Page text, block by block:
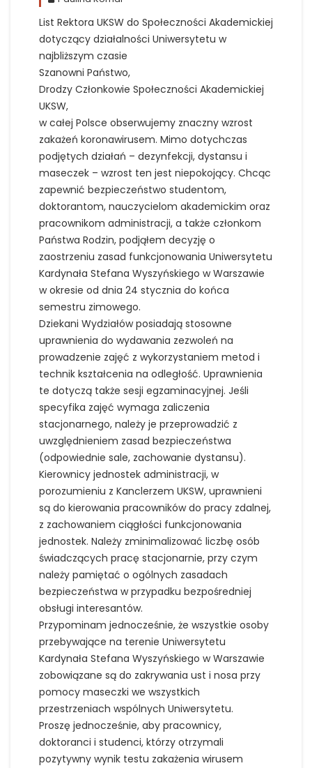
List Rektora UKSW do Społeczności Akademickiej
dotyczący działalności Uniwersytetu w
najbliższym czasie
Szanowni Państwo,
Drodzy Członkowie Społeczności Akademickiej
UKSW,
w całej Polsce obserwujemy znaczny wzrost
zakażeń koronawirusem. Mimo dotychczas
podjętych działań – dezynfekcji, dystansu i
maseczek – wzrost ten jest niepokojący. Chcąc
zapewnić bezpieczeństwo studentom,
doktorantom, nauczycielom akademickim oraz
pracownikom administracji, a także członkom
Państwa Rodzin, podjąłem decyzję o
zaostrzeniu zasad funkcjonowania Uniwersytetu
Kardynała Stefana Wyszyńskiego w Warszawie
w okresie od dnia 24 stycznia do końca
semestru zimowego.
Dziekani Wydziałów posiadają stosowne
uprawnienia do wydawania zezwoleń na
prowadzenie zajęć z wykorzystaniem metod i
technik kształcenia na odległość. Uprawnienia
te dotyczą także sesji egzaminacyjnej. Jeśli
specyfika zajęć wymaga zaliczenia
stacjonarnego, należy je przeprowadzić z
uwzględnieniem zasad bezpieczeństwa
(odpowiednie sale, zachowanie dystansu).
Kierownicy jednostek administracji, w
porozumieniu z Kanclerzem UKSW, uprawnieni
są do kierowania pracowników do pracy zdalnej,
z zachowaniem ciągłości funkcjonowania
jednostek. Należy zminimalizować liczbę osób
świadczących pracę stacjonarnie, przy czym
należy pamiętać o ogólnych zasadach
bezpieczeństwa w przypadku bezpośredniej
obsługi interesantów.
Przypominam jednocześnie, że wszystkie osoby
przebywające na terenie Uniwersytetu
Kardynała Stefana Wyszyńskiego w Warszawie
zobowiązane są do zakrywania ust i nosa przy
pomocy maseczki we wszystkich
przestrzeniach wspólnych Uniwersytetu.
Proszę jednocześnie, aby pracownicy,
doktoranci i studenci, którzy otrzymali
pozytywny wynik testu zakażenia wirusem